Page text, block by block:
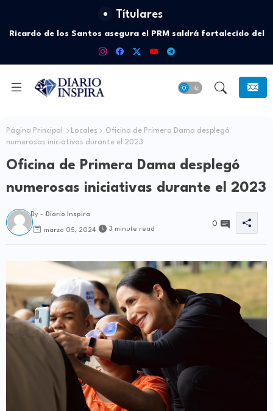
Títulares
Ricardo de los Santos asegura el PRM saldrá fortalecido del
proceso interno para escoger nuevas autoridades
Página Principal Locales
Oficina de Primera Dama desplegó
numerosas iniciativas durante el 2023
Oficina de Primera Dama desplegó
numerosas iniciativas durante el 2023
By - Diario Inspira
marzo 05, 2024 3 minute read
0